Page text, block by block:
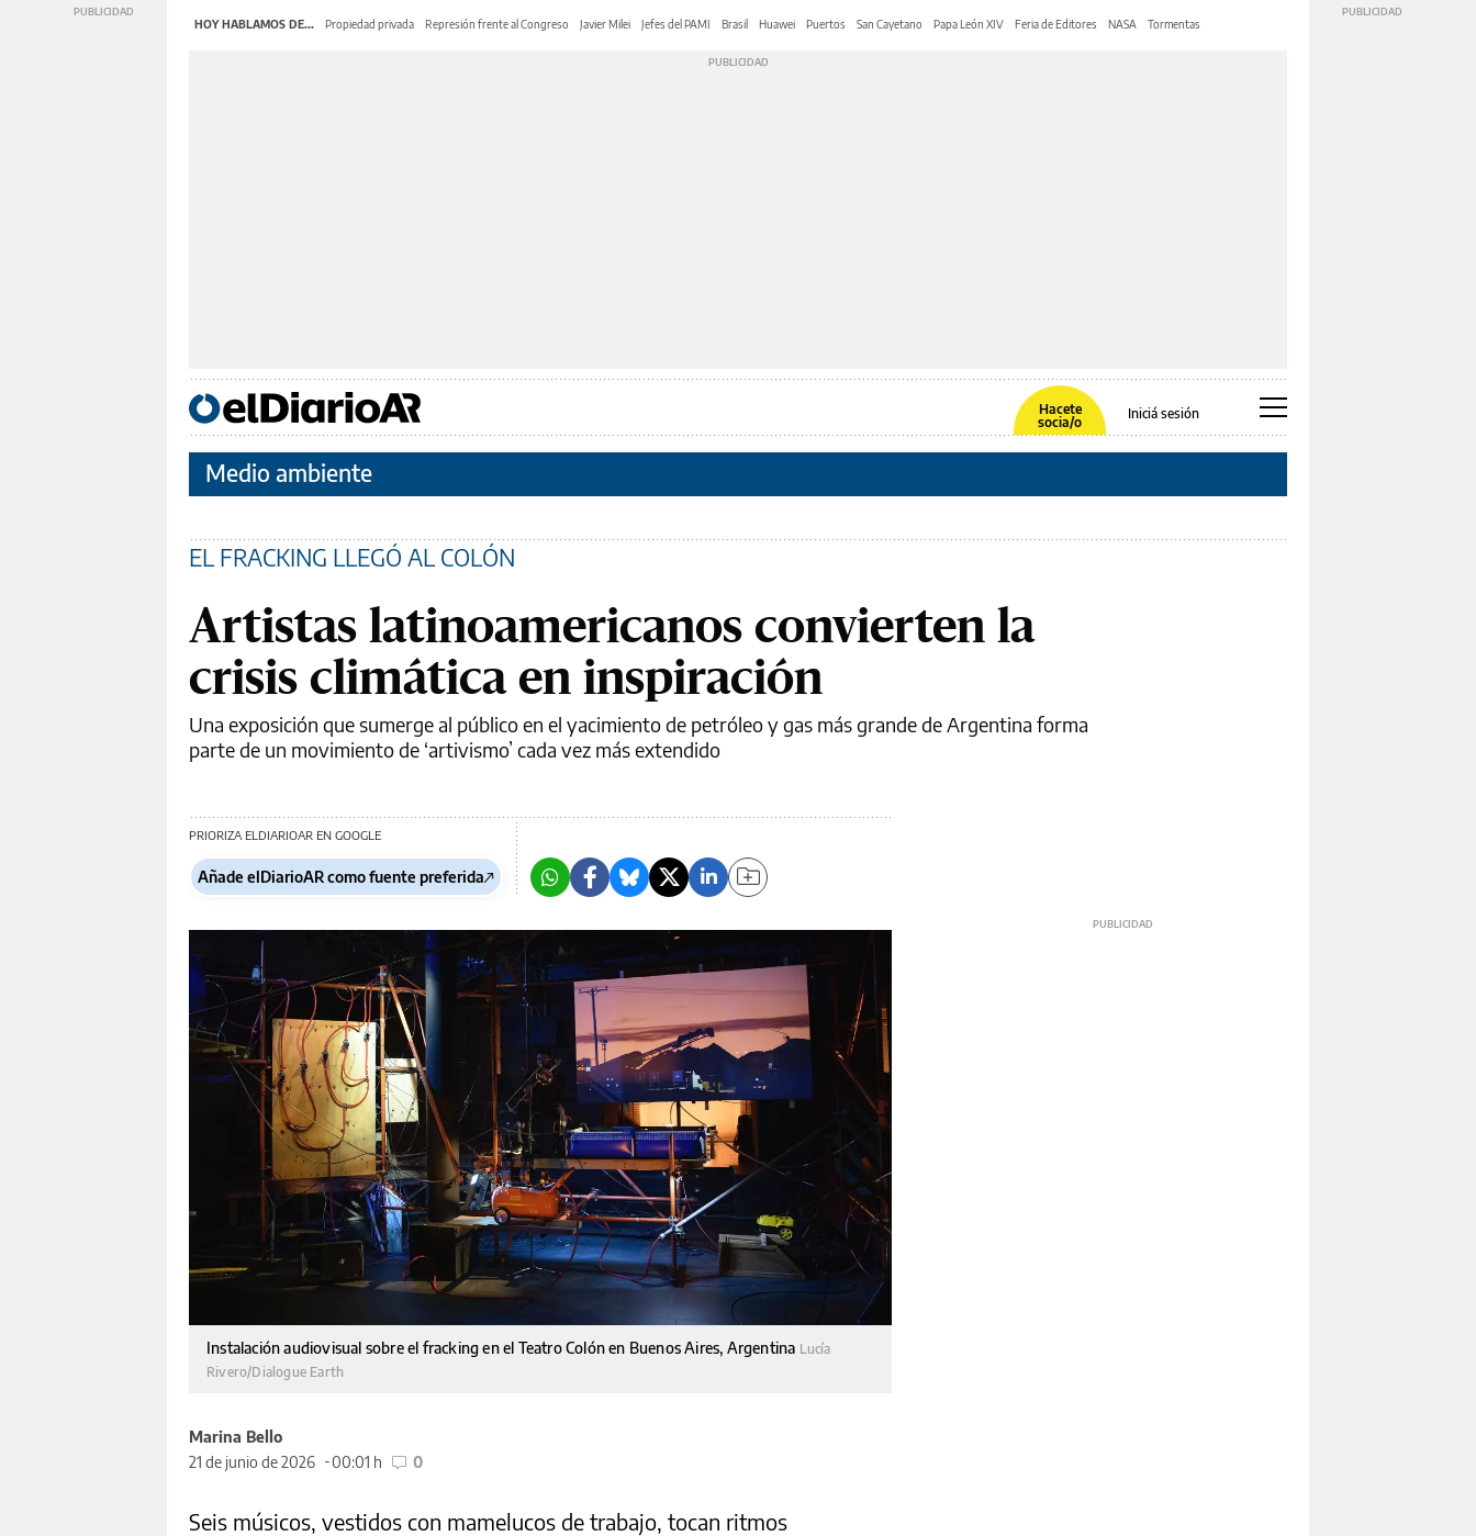
HOY HABLAMOS DE... Propiedad privada Represión frente al Congreso Javier Milei Jefes del PAMI Brasil Huawei Puertos San Cayetano Papa León XIV Feria de Editores NASA Tormentas
Hacete
socia/o
Iniciá sesión
Medio ambiente
EL FRACKING LLEGÓ AL COLÓN
Artistas latinoamericanos convierten la
crisis climática en inspiración
Una exposición que sumerge al público en el yacimiento de petróleo y gas más grande de Argentina forma
parte de un movimiento de ‘artivismo’ cada vez más extendido
PRIORIZA ELDIARIOAR EN GOOGLE
Añade elDiarioAR como fuente preferida
Instalación audiovisual sobre el fracking en el Teatro Colón en Buenos Aires, Argentina Lucía
Rivero/Dialogue Earth
Marina Bello
21 de junio de 2026
00:01 h 0
Seis músicos, vestidos con mamelucos de trabajo, tocan ritmos